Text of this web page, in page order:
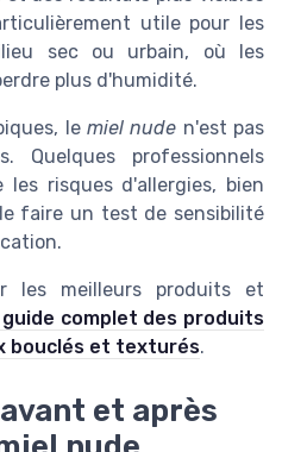
utile pour les
sec ou urbain, où les
plus d'humidité.
le miel nude n'est pas
Quelques professionnels
risques d'allergies, bien
faire un test de sensibilité
les meilleurs produits et
complet des produits
bouclés et texturés.
et après